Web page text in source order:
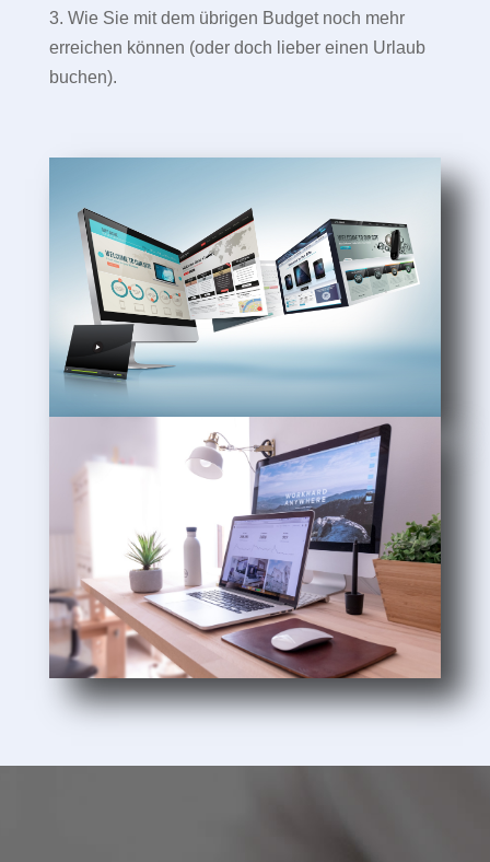
3. Wie Sie mit dem übrigen Budget noch mehr
erreichen können (oder doch lieber einen Urlaub
buchen).